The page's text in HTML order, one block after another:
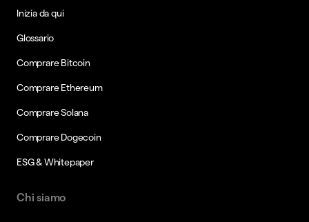
Inizia da qui
Glossario
Comprare Bitcoin
Comprare Ethereum
Comprare Solana
Comprare Dogecoin
ESG & Whitepaper
Chi siamo